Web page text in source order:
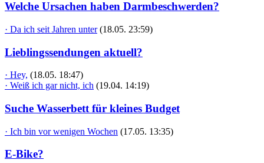
Welche Ursachen haben Darmbeschwerden?
· Da ich seit Jahren unter (18.05. 23:59)
Lieblingssendungen aktuell?
· Hey, (18.05. 18:47)
· Weiß ich gar nicht, ich (19.04. 14:19)
Suche Wasserbett für kleines Budget
· Ich bin vor wenigen Wochen (17.05. 13:35)
E-Bike?